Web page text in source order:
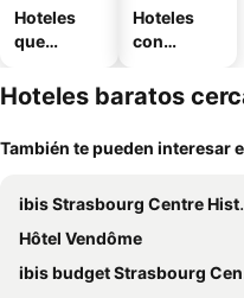
Hoteles
que
mascotas
Hoteles
con
miento
Hoteles baratos
También te pueden interesar
ibis Strasbourg Centre Historique
Hôtel Vendôme
ibis budget Strasbourg Centre Gare